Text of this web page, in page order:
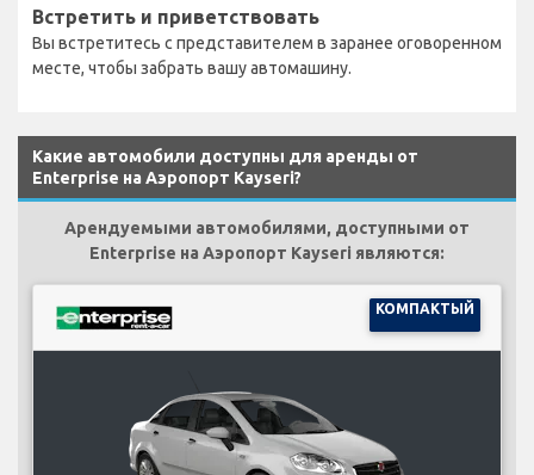
Встретить и приветствовать
Вы встретитесь с представителем в заранее оговоренном
месте, чтобы забрать вашу автомашину.
Какие автомобили доступны для аренды от
Enterprise на Аэропорт Kayseri?
Арендуемыми автомобилями, доступными от
Enterprise на Аэропорт Kayseri являются:
КОМПАКТЫЙ